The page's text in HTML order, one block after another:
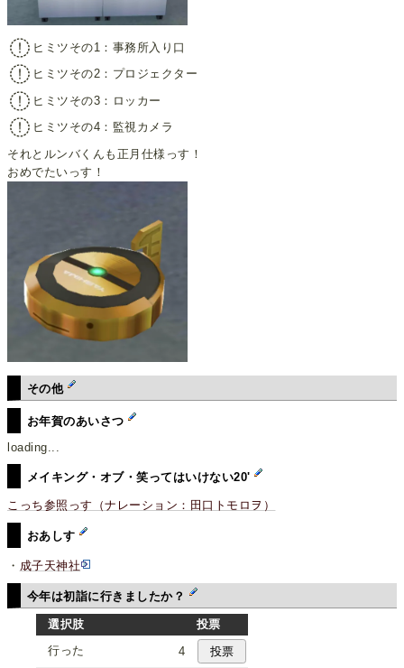
ヒミツその1：事務所入り口
ヒミツその2：プロジェクター
ヒミツその3：ロッカー
ヒミツその4：監視カメラ
それとルンバくんも正月仕様っす！
おめでたいっす！
その他
お年賀のあいさつ
loading...
メイキング・オブ・笑ってはいけない20'
こっち参照っす（ナレーション：田口トモロヲ）
おあしす
・ 成子天神社
今年は初詣に行きましたか？
選択肢
投票
行った
4